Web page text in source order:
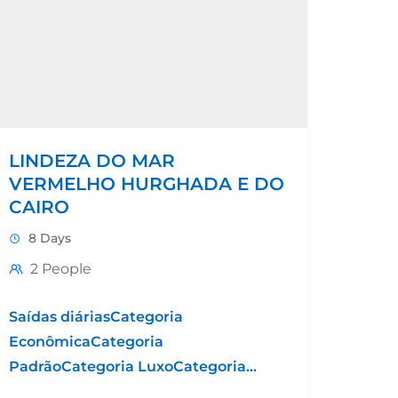
LINDEZA DO MAR
VERMELHO HURGHADA E DO
CAIRO
8 Days
2 People
Saídas diáriasCategoria
EconômicaCategoria
PadrãoCategoria LuxoCategoria